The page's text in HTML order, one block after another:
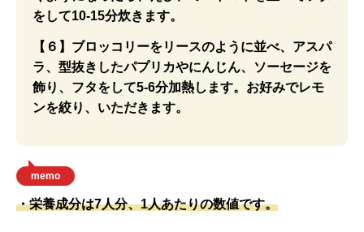
をして10-15分炊きます。
【６】ブロッコリーをリースのように並べ、アスパ
ラ、型抜きしたパプリカやにんじん、ソーセージを
飾り、フタをして5-6分加熱します。お好みでレモ
ンを絞り、いただきます。
memo
・栄養成分は7人分、1人あたりの数値です。